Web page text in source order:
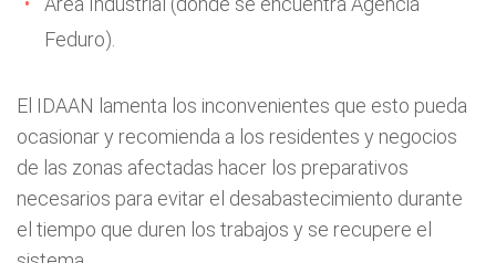
Feduro).
El IDAAN lamenta los inconvenientes que esto pueda
ocasionar y recomienda a los residentes y negocios
de las zonas afectadas hacer los preparativos
necesarios para evitar el desabastecimiento durante
el tiempo que duren los trabajos y se recupere el